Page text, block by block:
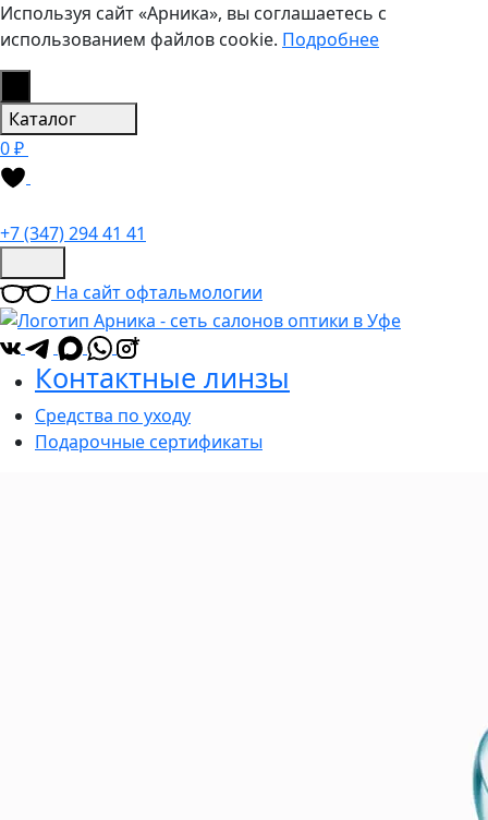
Используя сайт «Арника», вы соглашаетесь с
использованием файлов cookie. Подробнее
Каталог
0 ₽
+7 (347) 294 41 41
На сайт офтальмологии
*
Контактные линзы
Средства по уходу
Подарочные сертификаты